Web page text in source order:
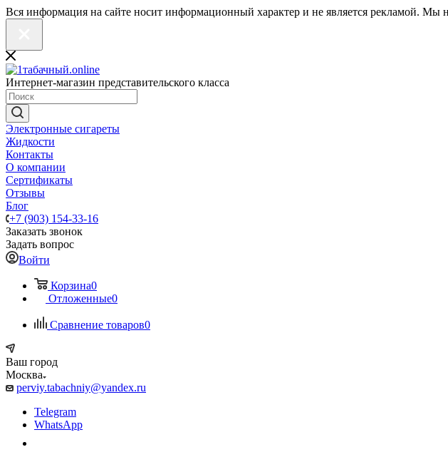
Вся информация на сайте носит информационный характер и не является рекламой.
Интернет-магазин представительского класса
Электронные сигареты
Жидкости
Контакты
О компании
Сертификаты
Отзывы
Блог
+7 (903) 154-33-16
Заказать звонок
Задать вопрос
Войти
Корзина0
Отложенные0
Сравнение товаров0
Ваш город
Москва
perviy.tabachniy@yandex.ru
Telegram
WhatsApp